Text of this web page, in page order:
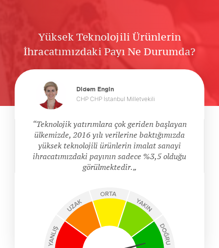
Yüksek Teknolojili Ürünlerin
İhracatımızdaki Payı Ne Durumda?
Didem Engin
CHP CHP İstanbul Milletvekili
Teknolojik yatırımlara çok geriden başlayan
ülkemizde, 2016 yılı verilerine baktığımızda
yüksek teknolojili ürünlerin imalat sanayi
ihracatımızdaki payının sadece %3,5 olduğu
görülmektedir.